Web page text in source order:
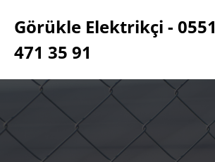
geç
Görükle Elektrikçi - 0551
471 35 91